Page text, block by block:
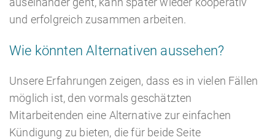
und erfolgreich zusammen arbeiten.
Wie könnten Alternativen aussehen?
Unsere Erfahrungen zeigen, dass es in vielen Fällen
möglich ist, den vormals geschätzten
Mitarbeitenden eine Alternative zur einfachen
Kündigung zu bieten, die für beide Seite